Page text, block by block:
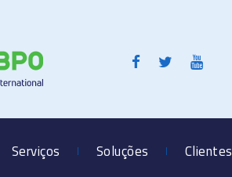
Serviços Soluções Clientes